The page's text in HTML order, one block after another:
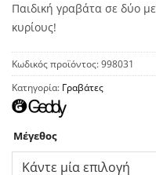
Παιδική γραβάτα σε δύο
κυρίους!
Κωδικός προϊόντος:998031
Κατηγορία: Γραβάτες
Μέγεθος